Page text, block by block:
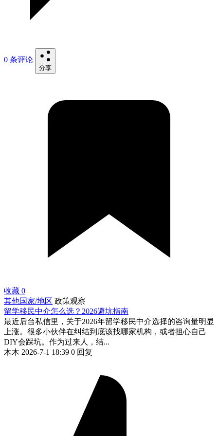
0 条评论
分享
收藏 0
其他国家/地区 政策观察
留学移民中介怎么选？2026避坑指南
最近后台私信里，关于2026年留学移民中介选择的咨询量明显
上涨。很多小伙伴在纠结到底该找哪家机构，或者担心自己
DIY会踩坑。作为过来人，结...
木木 2026-7-1 18:39 0 回复